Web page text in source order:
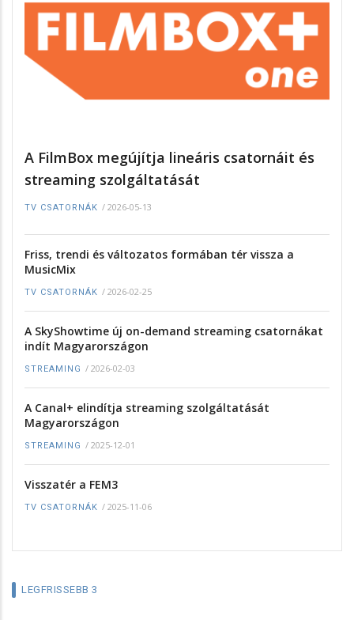
A FilmBox megújítja lineáris csatornáit és
streaming szolgáltatását
TV CSATORNÁK / 2026-05-13
Friss, trendi és változatos formában tér vissza a
MusicMix
TV CSATORNÁK / 2026-02-25
A SkyShowtime új on-demand streaming csatornákat
indít Magyarországon
STREAMING / 2026-02-03
A Canal+ elindítja streaming szolgáltatását
Magyarországon
STREAMING / 2025-12-01
Visszatér a FEM3
TV CSATORNÁK / 2025-11-06
LEGFRISSEBB 3